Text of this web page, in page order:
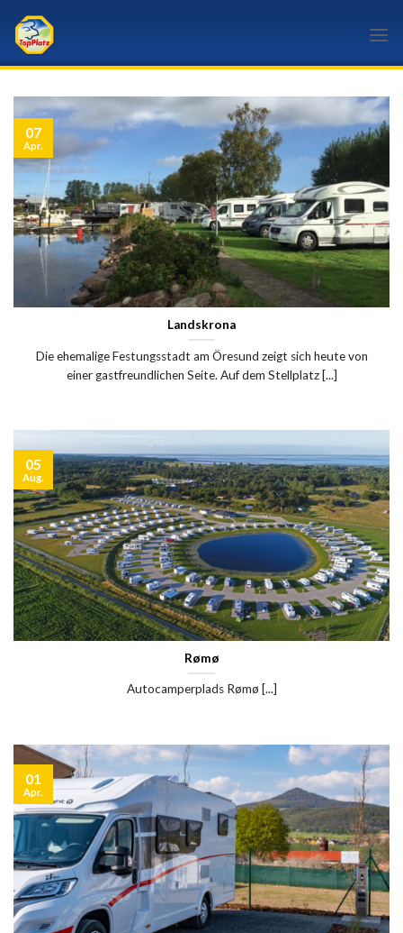
content
Landskrona
Die ehemalige Festungsstadt am Öresund zeigt sich heute von
einer gastfreundlichen Seite. Auf dem Stellplatz [...]
07
Apr.
Rømø
Autocamperplads Rømø [...]
05
Aug.
01
Apr.